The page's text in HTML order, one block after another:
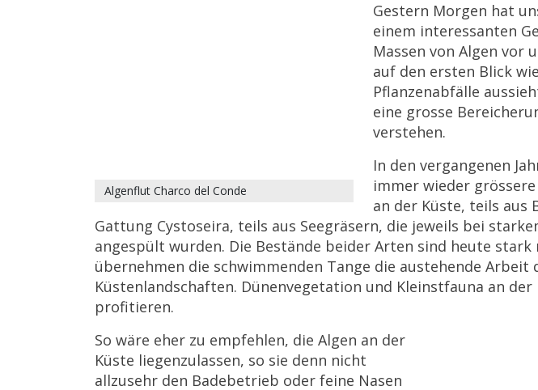
Algenflut Charco del Conde
Gestern Morgen hat
einem interessanten
Massen von Algen vor
auf den ersten Blick
Pflanzenabfälle
eine grosse
verstehen.
In den vergangenen
immer wieder
an der Küste, teils aus
Gattung Cystoseira, teils aus Seegräsern, die jeweils bei
angespült wurden. Die Bestände beider Arten sind heute
übernehmen die schwimmenden Tange die austehende Arbeit
Küstenlandschaften. Dünenvegetation und Kleinstfauna an der
profitieren.
So wäre eher zu empfehlen, die Algen an der
Küste liegenzulassen, so sie denn nicht
allzusehr den Badebetrieb oder feine Nasen